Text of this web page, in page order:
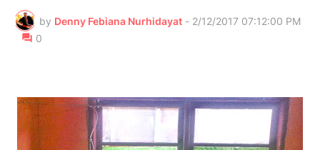
by Denny Febiana Nurhidayat - 2/12/2017 07:12:00 PM
0